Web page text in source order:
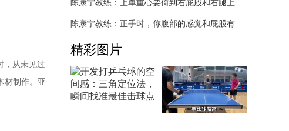
测评的主
，从未见过
材制作。亚
粘合作用大
精彩图片